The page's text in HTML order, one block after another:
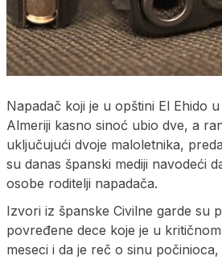
Napadač koji je u opštini El Ehido
Almeriji kasno sinoć ubio dve, a
uključujući dvoje maloletnika,
su danas španski mediji navodeći
osobe roditelji napadača.
Izvori iz španske Civilne garde su
povređene dece koje je u
meseci i da je reč o sinu